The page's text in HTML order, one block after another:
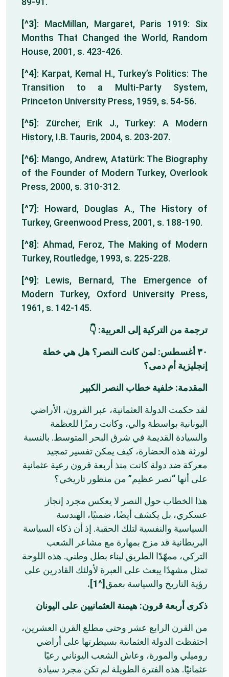
[^3] : MacMillan, Margaret, Paris 1919: Six
Months That Changed the World, Random
House, 2001, s. 423-426.
[^4] : Karpat, Kemal H., Turkey’s Politics: The
Transition to a Multi-Party System,
Princeton University Press, 1959, s. 54-56.
[^5] : Zürcher, Erik J., Turkey: A Modern
History, I.B. Tauris, 2004, s. 203-207.
[^6] : Mango, Andrew, Atatürk: The Biography
of the Founder of Modern Turkey, Overlook
Press, 2000, s. 310-312.
[^7] : Howard, Douglas A., The History of
Turkey, Greenwood Press, 2001, s. 188-190.
[^8] : Ahmad, Feroz, The Making of Modern
Turkey, Routledge, 1993, s. 225-228.
[^9] : Lewis, Bernard, The Emergence of
Modern Turkey, Oxford University Press,
1961, s. 142-145.
ترجمة من التركية إلى العربية: 👇
٣٠ أغسطس: لمن كانت النصر؟ هل هي خطة
إنجليزية أم دمى؟
المقدمة: خلفية خطاب النصر الكبير
لقد حكمت الدولة العثمانية، عبر القرون، الأراضي
اليونانية بواسطة والي، وكانت رمزًا للعظمة
والسيادة القديمة في شرق البحر المتوسط. بالنسبة
لورثة هذه الحضارة، كيف يمكن تفسير تمجيد
معركة ضد دولة كانت منذ أربعة قرون رعية عثمانية
على أنها “نصر عظيم” من منظور تاريخي؟
هذا الخطاب حول النصر لا يعكس مجرد إنجاز
عسكري، بل يكشف أيضًا، ضمنيًا، الهندسة
السياسية والنفسية لتلك الحقبة. إذ أن ذكاء السياسة
البريطانية قد مزج بمهارة مع مشاعر الشعب
التركي، ممهّدًا الطريق لبناء بطل وطني. هذه اللوحة
تمثل مشهدًا يبعث على العبرة لأولئك القادرين على
رؤية التاريخ والسياسة بعمق [^1].
ذكرى أربعة قرون: هيمنة العثمانيين على اليونان
من القرن الرابع عشر وحتى مطلع القرن العشرين،
احتفظت الدولة العثمانية بسيطرتها على أراضي
روميلي والمورة، وعاش الشعب اليوناني رعيًا
عثمانيًا. هذه الفترة الطويلة لم تكن مجرد سيادة